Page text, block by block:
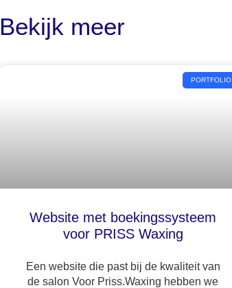
Bekijk meer
PORTFOLIO
Website met boekingssysteem
voor PRISS Waxing
Een website die past bij de kwaliteit van
de salon Voor Priss.Waxing hebben we